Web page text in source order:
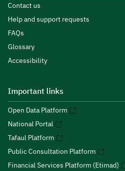
Contact us
Help and support requests
FAQs
Glossary
Accessibility
Important links
Open Data Platform
National Portal
Tafaul Platform
Public Consultation Platform
Financial Services Platform (Etimad)